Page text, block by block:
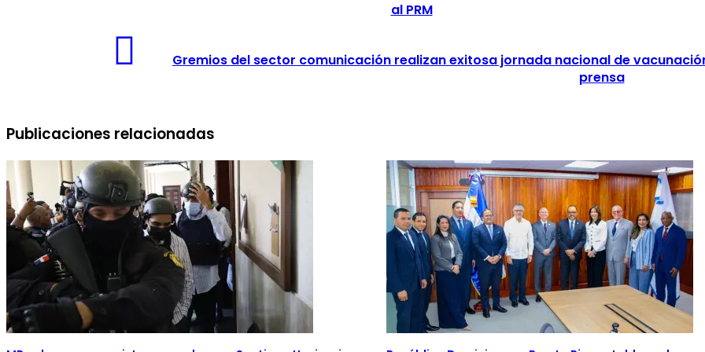
al PRM
Gremios del sector comunicación realizan exitosa jornada nacional de
prensa
Publicaciones relacionadas